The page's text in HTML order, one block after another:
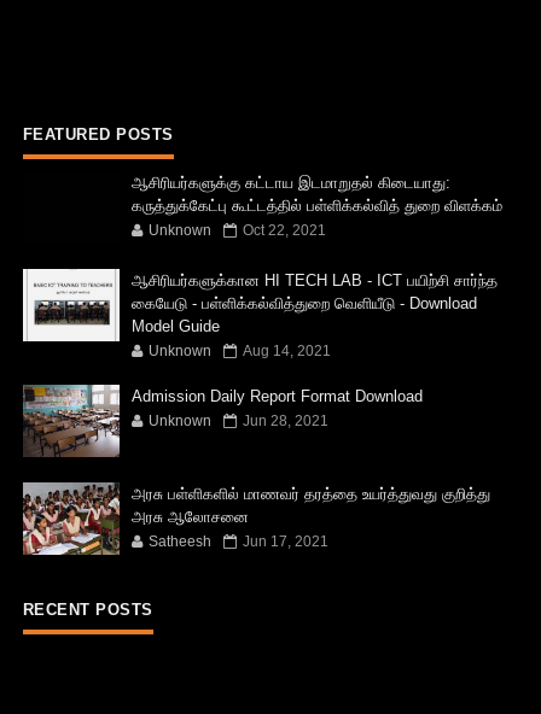
FEATURED POSTS
ஆசிரியர்களுக்கு கட்டாய இடமாறுதல் கிடையாது:
கருத்துக்கேட்பு கூட்டத்தில் பள்ளிக்கல்வித் துறை விளக்கம்
Unknown Oct 22, 2021
ஆசிரியர்களுக்கான HI TECH LAB - ICT பயிற்சி சார்ந்த
கையேடு - பள்ளிக்கல்வித்துறை வெளியீடு - Download
Model Guide
Unknown Aug 14, 2021
Admission Daily Report Format Download
Unknown Jun 28, 2021
அரசு பள்ளிகளில் மாணவர் தரத்தை உயர்த்துவது குறித்து
அரசு ஆலோசனை
Satheesh Jun 17, 2021
RECENT POSTS